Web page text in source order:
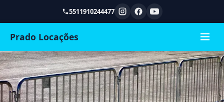
5511910244477
Prado Locações